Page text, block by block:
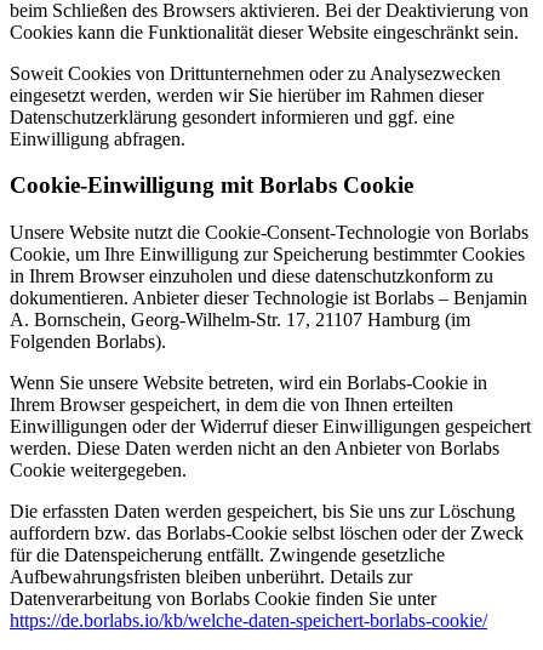
beim Schließen des Browsers aktivieren. Bei der Deaktivierung von
Cookies kann die Funktionalität dieser Website eingeschränkt sein.
Soweit Cookies von Drittunternehmen oder zu Analysezwecken
eingesetzt werden, werden wir Sie hierüber im Rahmen dieser
Datenschutzerklärung gesondert informieren und ggf. eine
Einwilligung abfragen.
Cookie-Einwilligung mit Borlabs Cookie
Unsere Website nutzt die Cookie-Consent-Technologie von Borlabs
Cookie, um Ihre Einwilligung zur Speicherung bestimmter Cookies
in Ihrem Browser einzuholen und diese datenschutzkonform zu
dokumentieren. Anbieter dieser Technologie ist Borlabs – Benjamin
A. Bornschein, Georg-Wilhelm-Str. 17, 21107 Hamburg (im
Folgenden Borlabs).
Wenn Sie unsere Website betreten, wird ein Borlabs-Cookie in
Ihrem Browser gespeichert, in dem die von Ihnen erteilten
Einwilligungen oder der Widerruf dieser Einwilligungen gespeichert
werden. Diese Daten werden nicht an den Anbieter von Borlabs
Cookie weitergegeben.
Die erfassten Daten werden gespeichert, bis Sie uns zur Löschung
auffordern bzw. das Borlabs-Cookie selbst löschen oder der Zweck
für die Datenspeicherung entfällt. Zwingende gesetzliche
Aufbewahrungsfristen bleiben unberührt. Details zur
Datenverarbeitung von Borlabs Cookie finden Sie unter
https://de.borlabs.io/kb/welche-daten-speichert-borlabs-cookie/